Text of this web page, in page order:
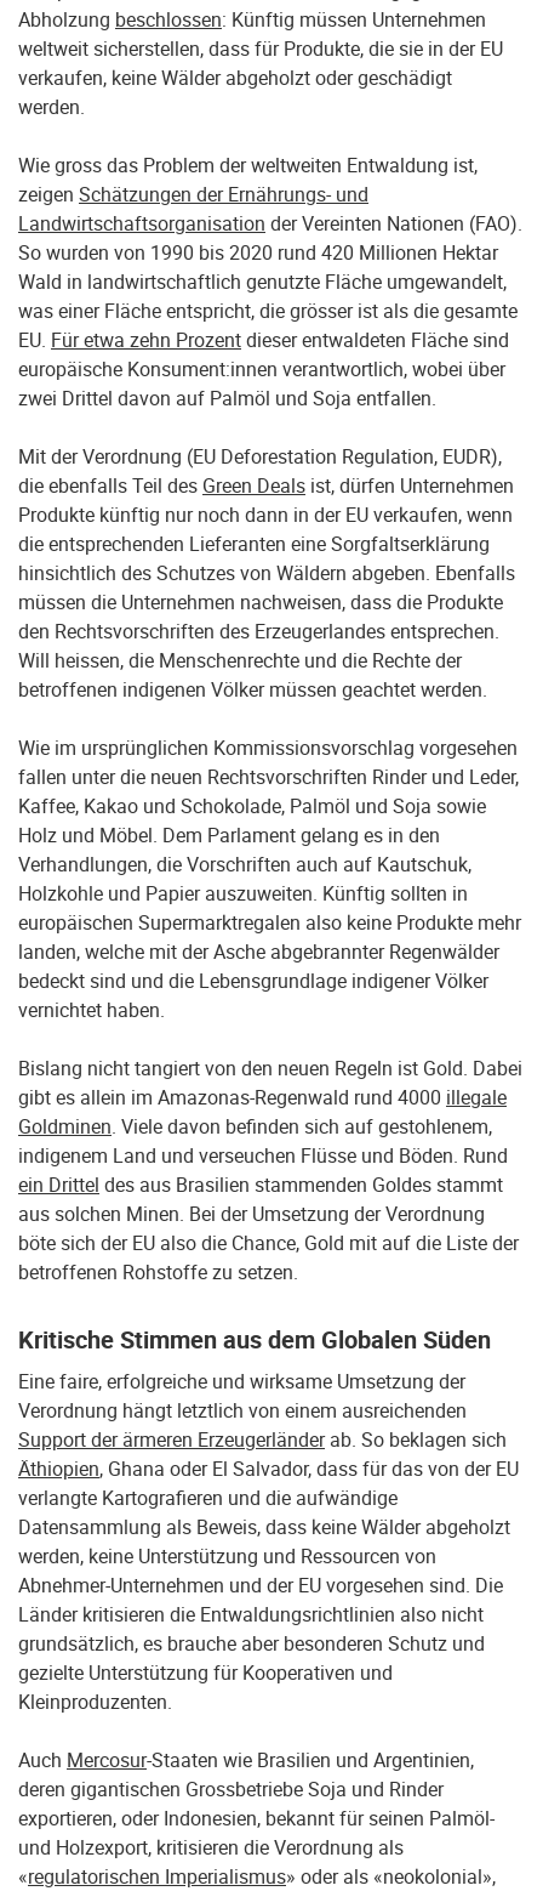
Abholzung beschlossen: Künftig müssen Unternehmen
weltweit sicherstellen, dass für Produkte, die sie in der EU
verkaufen, keine Wälder abgeholzt oder geschädigt
werden.
Wie gross das Problem der weltweiten Entwaldung ist,
zeigen Schätzungen der Ernährungs- und
Landwirtschaftsorganisation der Vereinten Nationen (FAO).
So wurden von 1990 bis 2020 rund 420 Millionen Hektar
Wald in landwirtschaftlich genutzte Fläche umgewandelt,
was einer Fläche entspricht, die grösser ist als die gesamte
EU. Für etwa zehn Prozentdieser entwaldeten Fläche sind
europäische Konsument:innen verantwortlich, wobei über
zwei Drittel davon auf Palmöl und Soja entfallen.
Mit der Verordnung (EU Deforestation Regulation, EUDR),
die ebenfalls Teil des Green Deals ist, dürfen Unternehmen
Produkte künftig nur noch dann in der EU verkaufen, wenn
die entsprechenden Lieferanten eine Sorgfaltserklärung
hinsichtlich des Schutzes von Wäldern abgeben. Ebenfalls
müssen die Unternehmen nachweisen, dass die Produkte
den Rechtsvorschriften des Erzeugerlandes entsprechen.
Will heissen, die Menschenrechte und die Rechte der
betroffenen indigenen Völker müssen geachtet werden.
Wie im ursprünglichen Kommissionsvorschlag vorgesehen
fallen unter die neuen Rechtsvorschriften Rinder und Leder,
Kaffee, Kakao und Schokolade, Palmöl und Soja sowie
Holz und Möbel. Dem Parlament gelang es in den
Verhandlungen, die Vorschriften auch auf Kautschuk,
Holzkohle und Papier auszuweiten. Künftig sollten in
europäischen Supermarktregalen also keine Produkte mehr
landen, welche mit der Asche abgebrannter Regenwälder
bedeckt sind und die Lebensgrundlage indigener Völker
vernichtet haben.
Bislang nicht tangiert von den neuen Regeln ist Gold. Dabei
gibt es allein im Amazonas-Regenwald rund 4000 illegale
Goldminen. Viele davon befinden sich auf gestohlenem,
indigenem Land und verseuchen Flüsse und Böden. Rund
ein Drittel des aus Brasilien stammenden Goldes stammt
aus solchen Minen. Bei der Umsetzung der Verordnung
böte sich der EU also die Chance, Gold mit auf die Liste der
betroffenen Rohstoffe zu setzen.
Kritische Stimmen aus dem Globalen Süden
Eine faire, erfolgreiche und wirksame Umsetzung der
Verordnung hängt letztlich von einem ausreichenden
Support der ärmeren Erzeugerländerab. So beklagen sich
Äthiopien, Ghana oder El Salvador, dass für das von der EU
verlangte Kartografieren und die aufwändige
Datensammlung als Beweis, dass keine Wälder abgeholzt
werden, keine Unterstützung und Ressourcen von
Abnehmer-Unternehmen und der EU vorgesehen sind. Die
Länder kritisieren die Entwaldungsrichtlinien also nicht
grundsätzlich, es brauche aber besonderen Schutz und
gezielte Unterstützung für Kooperativen und
Kleinproduzenten.
Auch Mercosur-Staaten wie Brasilien und Argentinien,
deren gigantischen Grossbetriebe Soja und Rinder
exportieren, oder Indonesien, bekannt für seinen Palmöl-
und Holzexport, kritisieren die Verordnung als
«regulatorischen Imperialismus» oder als «neokolonial»,